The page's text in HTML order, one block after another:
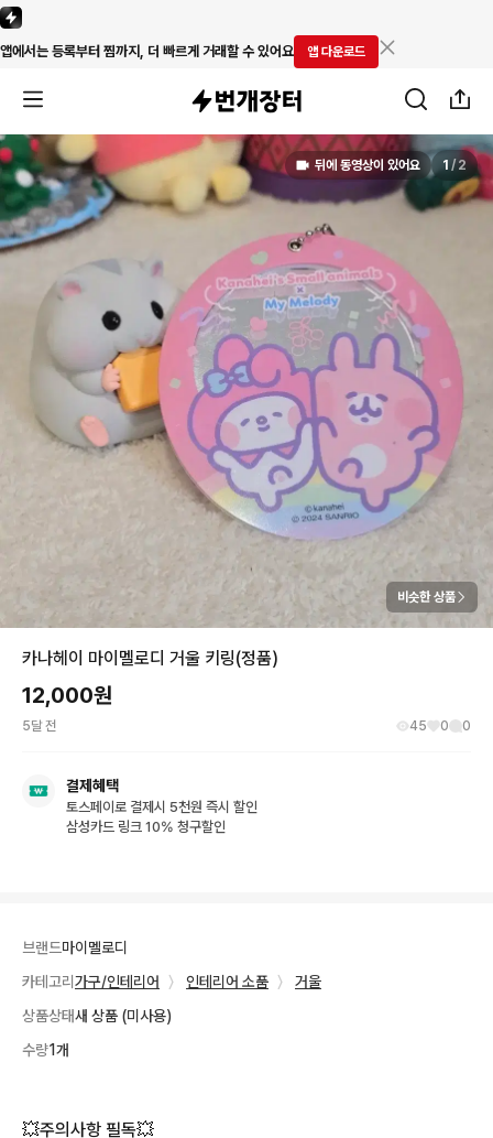
앱에서는 등록부터 찜까지, 더 빠르게 거래할 수 있어요 앱 다운로드
뒤에 동영상이 있어요 1 /2
비슷한 상품
카나헤이 마이멜로디 거울 키링(정품)
12,000원
5달 전 45 0 0
결제혜택
토스페이로 결제시 5천원 즉시 할인
삼성카드 링크 10% 청구할인
브랜드마이멜로디
카테고리 가구/인테리어 〉 인테리어 소품 〉
거울
상품상태새 상품 (미사용)
수량1개
💥주의사항 필독💥